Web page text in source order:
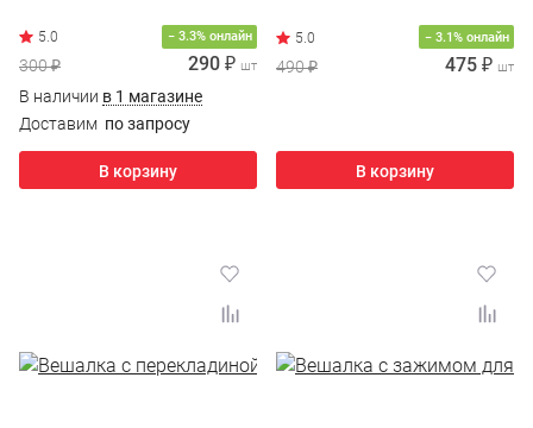
− 3.3% онлайн
300 ₽ 290 ₽ шт
В наличии в 1 магазине
Доставим по запросу
В корзину
− 3.1% онлайн
490 ₽ 475 ₽ шт
В корзину